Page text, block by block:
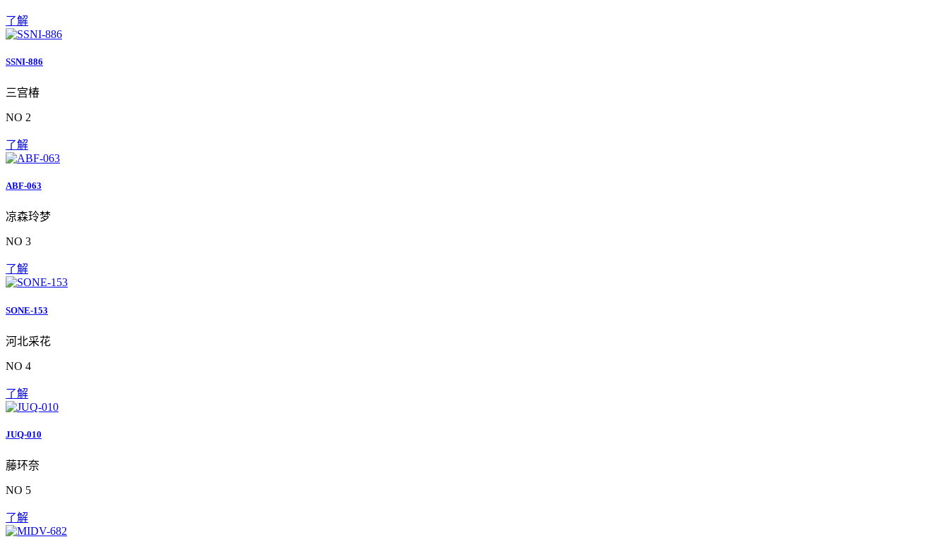
了解
SSNI-886
三宫椿
NO 2
了解
ABF-063
凉森玲梦
NO 3
了解
SONE-153
河北采花
NO 4
了解
JUQ-010
藤环奈
NO 5
了解